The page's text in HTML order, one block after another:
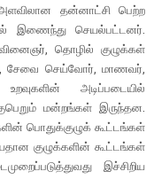
தன்னாட்சி பெற்ற
இணைந்து செயல்பட்டனர்.
தொழில் குழுக்கள்
செய்வோர், மாணவர்,
அடிப்படையில்
மன்றங்கள் இருந்தன.
பொதுக்குழுக் கூட்டங்கள்
குழுக்களின் கூட்டங்கள்
இச்சிறிய